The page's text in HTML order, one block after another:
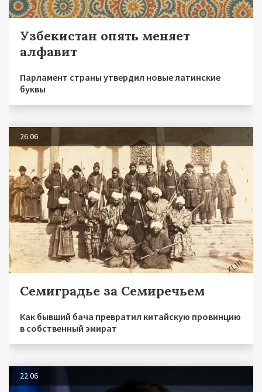
Узбекистан опять меняет
алфавит
Парламент страны утвердил новые латинские
буквы
26.06
Семиградье за Семиречьем
Как бывший бача превратил китайскую провинцию
в собственный эмират
22.06